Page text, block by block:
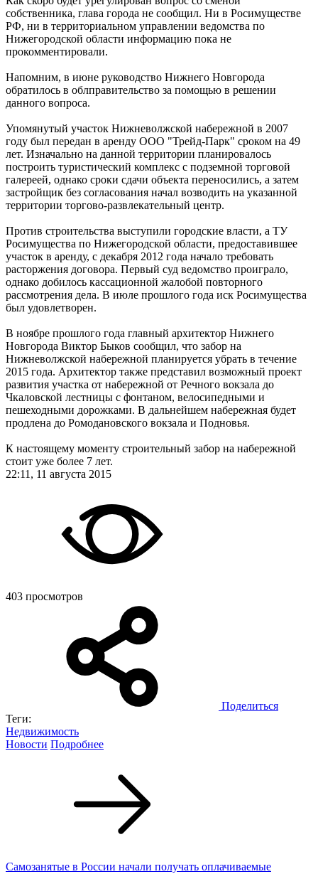
собственника, глава города не сообщил. Ни в Росимуществе
РФ, ни в территориальном управлении ведомства по
Нижегородской области информацию пока не
прокомментировали.
Напомним, в июне руководство Нижнего Новгорода
обратилось в облправительство за помощью в решении
данного вопроса.
Упомянутый участок Нижневолжской набережной в 2007
году был передан в аренду ООО "Трейд-Парк" сроком на 49
лет. Изначально на данной территории планировалось
построить туристический комплекс с подземной торговой
галереей, однако сроки сдачи объекта переносились, а затем
застройщик без согласования начал возводить на указанной
территории торгово-развлекательный центр.
Против строительства выступили городские власти, а ТУ
Росимущества по Нижегородской области, предоставившее
участок в аренду, с декабря 2012 года начало требовать
расторжения договора. Первый суд ведомство проиграло,
однако добилось кассационной жалобой повторного
рассмотрения дела. В июле прошлого года иск Росимущества
был удовлетворен.
В ноябре прошлого года главный архитектор Нижнего
Новгорода Виктор Быков сообщил, что забор на
Нижневолжской набережной планируется убрать в течение
2015 года. Архитектор также представил возможный проект
развития участка от набережной от Речного вокзала до
Чкаловской лестницы с фонтаном, велосипедными и
пешеходными дорожками. В дальнейшем набережная будет
продлена до Ромодановского вокзала и Подновья.
К настоящему моменту строительный забор на набережной
стоит уже более 7 лет.
22:11, 11 августа 2015
403 просмотров
Поделиться
Теги:
Недвижимость
Новости Подробнее
Самозанятые в России начали получать оплачиваемые